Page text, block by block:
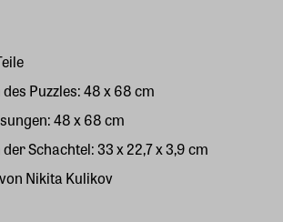
Puzzles: 48 x 68 cm
48 x 68 cm
Schachtel: 33 x 22,7 x 3,9 cm
Nikita Kulikov